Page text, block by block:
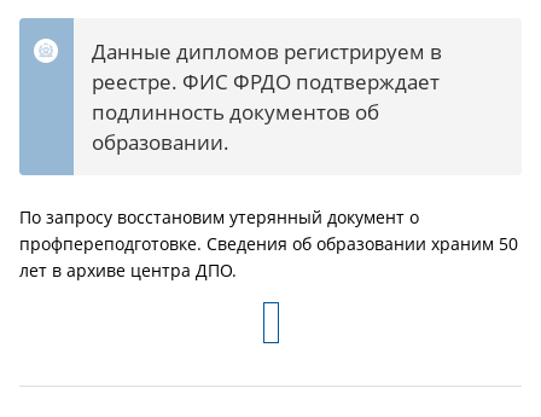
Данные дипломов регистрируем в
реестре. ФИС ФРДО подтверждает
подлинность документов об
образовании.
По запросу восстановим утерянный документ о
профпереподготовке. Сведения об образовании храним 50
лет в архиве центра ДПО.